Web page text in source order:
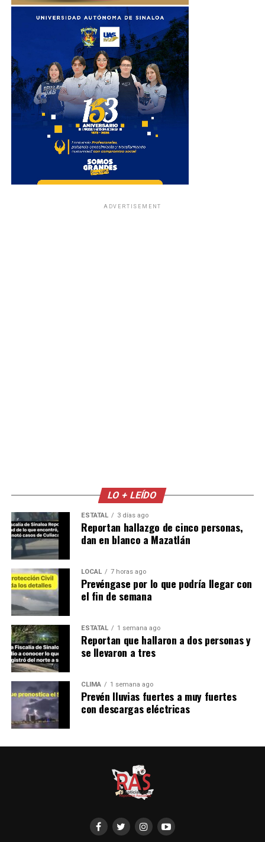
ADVERTISEMENT
LO + LEÍDO
ESTATAL 3 días ago
Reportan hallazgo de cinco personas,
dan en blanco a Mazatlán
LOCAL 7 horas ago
Prevéngase por lo que podría llegar con
el fin de semana
ESTATAL 1 semana ago
Reportan que hallaron a dos personas y
se llevaron a tres
CLIMA 1 semana ago
Prevén lluvias fuertes a muy fuertes
con descargas eléctricas